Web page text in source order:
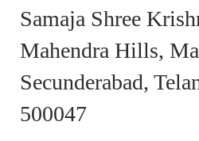
Samaja Shree
Mahendra Hills,
Secunderabad,
500047